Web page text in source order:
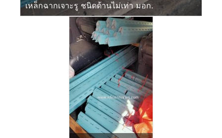
เหล็กฉากเจาะรู ชนิดด้านไม่เท่า มอก.